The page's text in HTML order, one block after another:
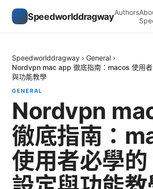
SpeedworlddragwayAuthors
Speedworlddragway › General ›
Nordvpn mac app 徹底指南：macos 使用
與功能教學
GENERAL
Nordvpn
徹底指南：
使用者必學